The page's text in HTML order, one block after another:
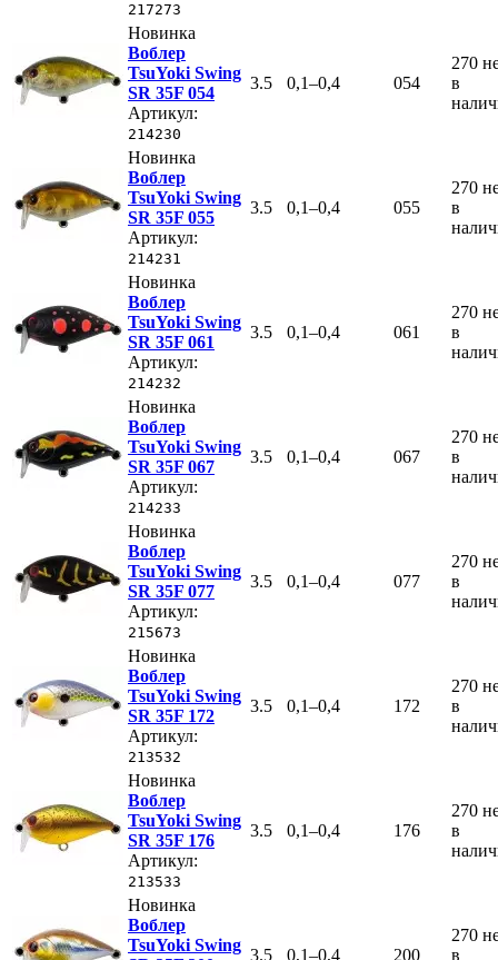
217273
Новинка
Воблер
TsuYoki Swing
SR 35F 054
Артикул:
214230
3.5 0,1–0,4 054
270
в
Новинка
Воблер
TsuYoki Swing
SR 35F 055
Артикул:
214231
3.5 0,1–0,4 055
270
в
Новинка
Воблер
TsuYoki Swing
SR 35F 061
Артикул:
214232
3.5 0,1–0,4 061
270
в
Новинка
Воблер
TsuYoki Swing
SR 35F 067
Артикул:
214233
3.5 0,1–0,4 067
270
в
Новинка
Воблер
TsuYoki Swing
SR 35F 077
Артикул:
215673
3.5 0,1–0,4 077
270
в
Новинка
Воблер
TsuYoki Swing
SR 35F 172
Артикул:
213532
3.5 0,1–0,4 172
270
в
Новинка
Воблер
TsuYoki Swing
SR 35F 176
Артикул:
213533
3.5 0,1–0,4 176
270
в
Новинка
Воблер
TsuYoki Swing
3.5 0,1–0,4 200
270
в